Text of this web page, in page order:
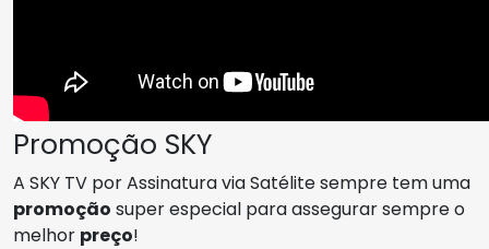
Promoção SKY
A SKY TV por Assinatura via Satélite sempre tem uma
promoção super especial para assegurar sempre o
melhor preço!